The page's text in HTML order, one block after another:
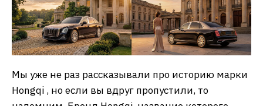
Мы уже не раз рассказывали про историю марки
Hongqi , но если вы вдруг пропустили, то